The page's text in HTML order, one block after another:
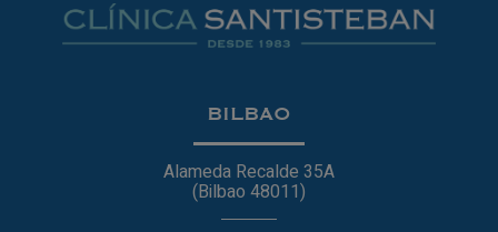
BILBAO
Alameda Recalde 35A
(Bilbao 48011)